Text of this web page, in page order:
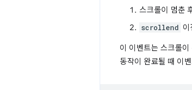
스크롤이 멈춘
scrollend 이
이 이벤트는 스크롤이
동작이 완료될 때 이